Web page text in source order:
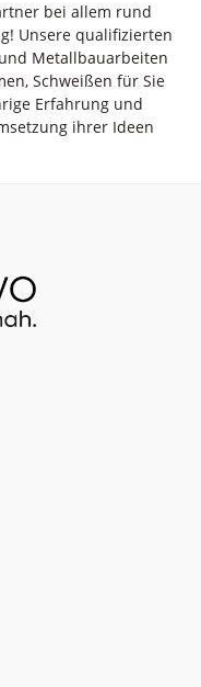
bei allem rund
Unsere qualifizierten
Metallbauarbeiten
Schweißen für Sie
Erfahrung und
ihrer Ideen